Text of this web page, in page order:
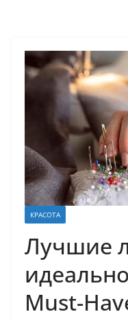
КРАСОТА
Лучшие
Must-